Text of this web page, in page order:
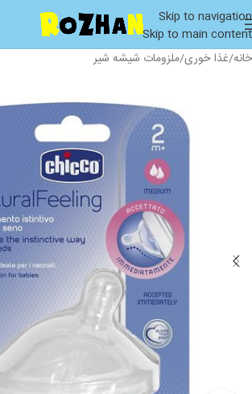
Skip to navigation
Skip to main content
خانه/غذا خوری/ملزومات شیشه شیر